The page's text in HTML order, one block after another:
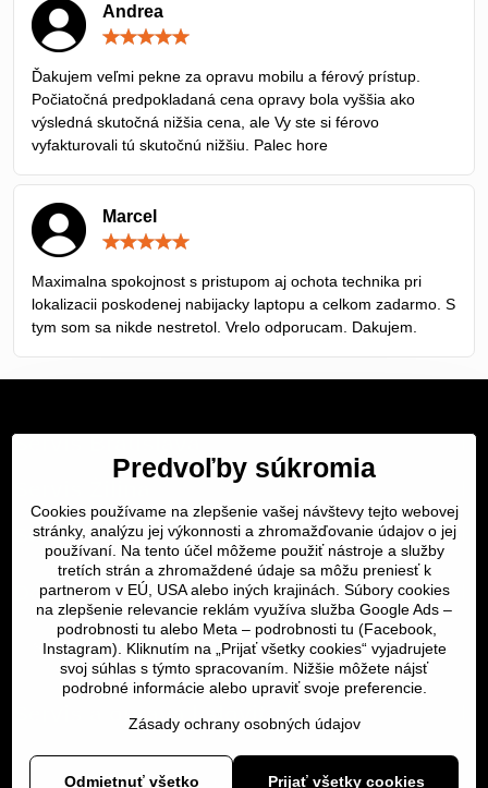
Andrea
5
Ďakujem veľmi pekne za opravu mobilu a férový prístup.
Počiatočná predpokladaná cena opravy bola vyššia ako
výsledná skutočná nižšia cena, ale Vy ste si férovo
vyfakturovali tú skutočnú nižšiu. Palec hore
Marcel
5
Maximalna spokojnost s pristupom aj ochota technika pri
lokalizacii poskodenej nabijacky laptopu a celkom zadarmo. S
tym som sa nikde nestretol. Vrelo odporucam. Dakujem.
Servis Bratislava
Servis Košice
Dôležité odkazy
SERVIS KURIÉROM
Servis a oprava | slovit.sk
© Copyright
Predvoľby súkromia
Cookies používame na zlepšenie vašej návštevy tejto webovej
stránky, analýzu jej výkonnosti a zhromažďovanie údajov o jej
používaní. Na tento účel môžeme použiť nástroje a služby
tretích strán a zhromaždené údaje sa môžu preniesť k
partnerom v EÚ, USA alebo iných krajinách. Súbory cookies
na zlepšenie relevancie reklám využíva služba Google Ads –
podrobnosti tu alebo Meta – podrobnosti tu (Facebook,
Instagram). Kliknutím na „Prijať všetky cookies“ vyjadrujete
svoj súhlas s týmto spracovaním. Nižšie môžete nájsť
podrobné informácie alebo upraviť svoje preferencie.
Zásady ochrany osobných údajov
Prijať všetky cookies
Odmietnuť všetko